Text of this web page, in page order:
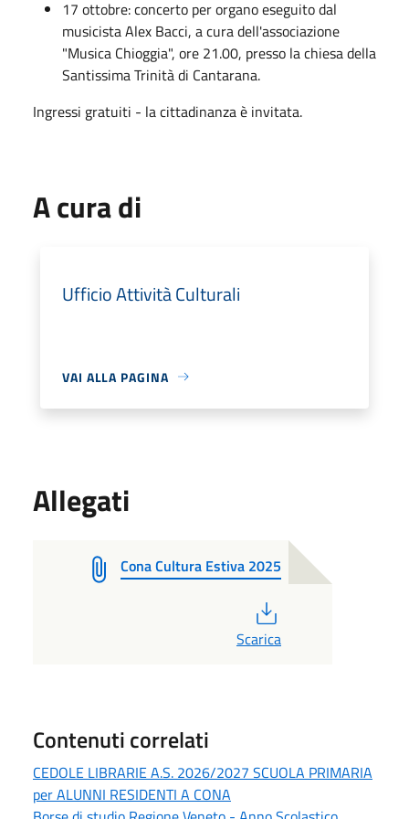
17 ottobre: concerto per organo eseguito dal
musicista Alex Bacci, a cura dell'associazione
"Musica Chioggia", ore 21.00, presso la chiesa della
Santissima Trinità di Cantarana.
Ingressi gratuiti - la cittadinanza è invitata.
A cura di
Ufficio Attività Culturali
VAI ALLA PAGINA
Allegati
Cona Cultura Estiva 2025
Scarica
Contenuti correlati
CEDOLE LIBRARIE A.S. 2026/2027 SCUOLA PRIMARIA
per ALUNNI RESIDENTI A CONA